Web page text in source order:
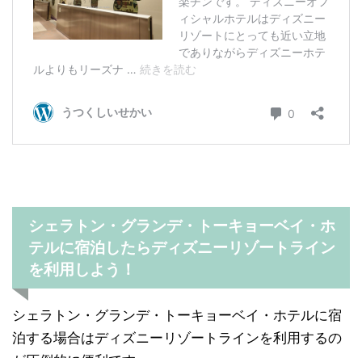
シェラトン・グランデ・トーキョーベイ・ホ
テルに宿泊したらディズニーリゾートライン
を利用しよう！
シェラトン・グランデ・トーキョーベイ・ホテルに宿
泊する場合はディズニーリゾートラインを利用するの